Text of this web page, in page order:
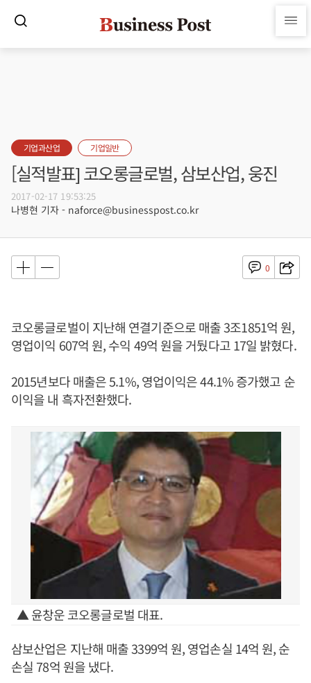
기업과산업 기업일반
[실적발표] 코오롱글로벌, 삼보산업, 웅진
2017-02-17 19:53:25
나병현 기자 - naforce@businesspost.co.kr
0
코오롱글로벌이 지난해 연결기준으로 매출 3조1851억 원,
영업이익 607억 원, 수익 49억 원을 거뒀다고 17일 밝혔다.
2015년보다 매출은 5.1%, 영업이익은 44.1% 증가했고 순
이익을 내 흑자전환했다.
▲ 윤창운 코오롱글로벌 대표.
삼보산업은 지난해 매출 3399억 원, 영업손실 14억 원, 순
손실 78억 원을 냈다.